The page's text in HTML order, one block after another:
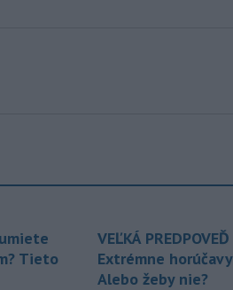
Tieto
VEĽKÁ
Extrémne
Alebo žeby nie?